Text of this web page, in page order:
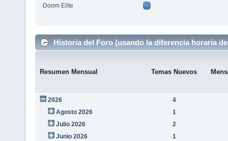
Doom Elite
Historia del Foro (usando la diferencia horaria
Resumen Mensual Temas Nuevos
2026
4
Agosto 2026
1
Julio 2026
2
Junio 2026
1